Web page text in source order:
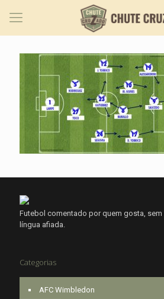
Futebol comentado por quem gosta,
língua afiada.
Categorias
AFC Wimbledon